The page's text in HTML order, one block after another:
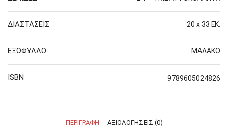
ΔΙΑΣΤΑΣΕΙΣ 20 x 33 ΕΚ.
ΕΞΩΦΥΛΛΟ ΜΑΛΑΚΟ
ISBN 9789605024826
ΠΕΡΙΓΡΑΦΉ ΑΞΙΟΛΟΓΉΣΕΙΣ (0)